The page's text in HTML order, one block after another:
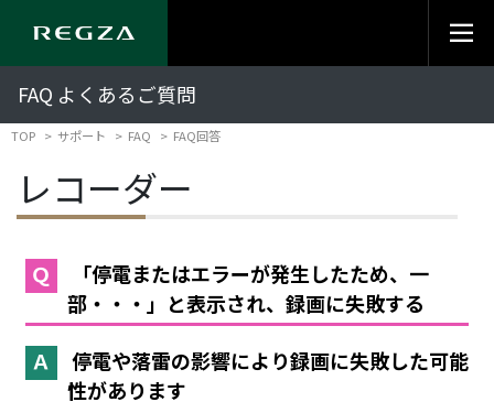
FAQ よくあるご質問
TOP サポート FAQ FAQ回答
レコーダー